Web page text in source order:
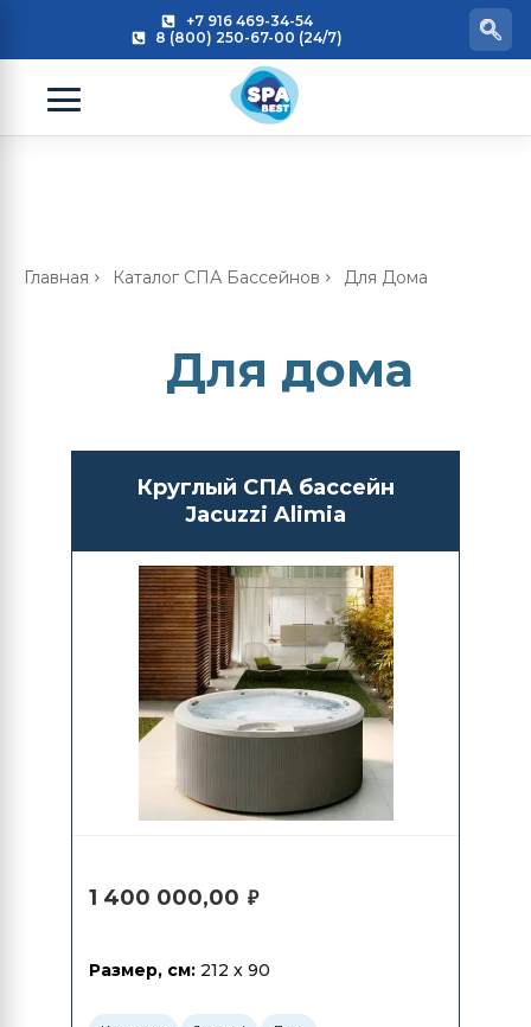
+7 916 469-34-54
8 (800) 250-67-00 (24/7)
Главная Каталог СПА Бассейнов Для Дома
Для дома
Круглый СПА бассейн
Jacuzzi Alimia
1 400 000,00 ₽
Размер, см: 212 x 90